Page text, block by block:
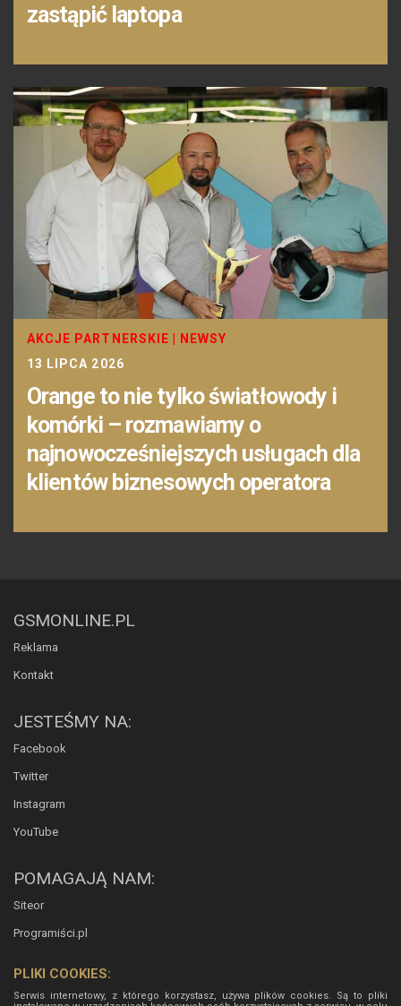
zastąpić laptopa
AKCJE PARTNERSKIE
NEWSY
13 LIPCA 2026
Orange to nie tylko światłowody i
komórki – rozmawiamy o
najnowocześniejszych usługach dla
klientów biznesowych operatora
GSMONLINE.PL
Reklama
Kontakt
JESTEŚMY NA:
Facebook
Twitter
Instagram
YouTube
POMAGAJĄ NAM:
Siteor
Programiści.pl
PLIKI COOKIES:
Serwis internetowy, z którego korzystasz, używa plików cookies. Są to pliki